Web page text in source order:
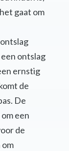
gaat om
ontslag
ernstig
de
De
een
de